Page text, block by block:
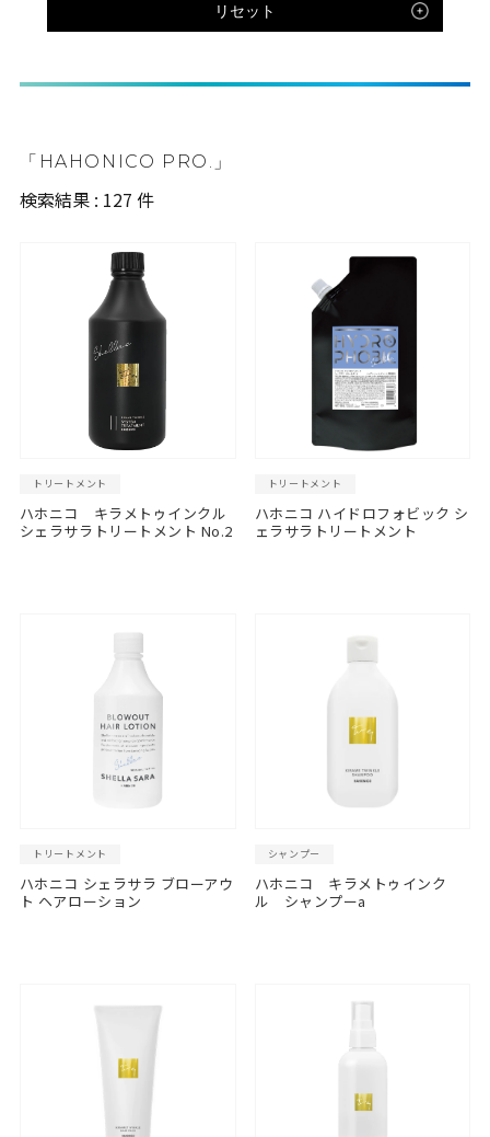
リセット
「HAHONICO PRO.」
検索結果 : 127 件
トリートメント
ハホニコ キラメトゥインクル
シェラサラトリートメント No.2
トリートメント
ハホニコ ハイドロフォビック シ
ェラサラトリートメント
トリートメント
ハホニコ シェラサラ ブローアウ
ト ヘアローション
シャンプー
ハホニコ キラメトゥインク
ル シャンプーa